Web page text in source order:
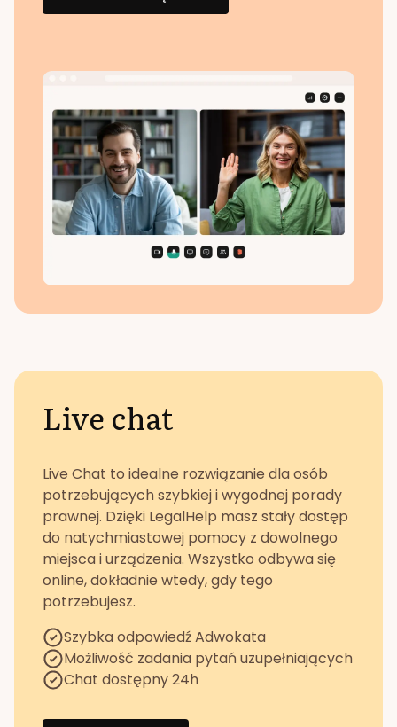
Live chat
Live Chat to idealne rozwiązanie dla osób
potrzebujących szybkiej i wygodnej porady
prawnej. Dzięki LegalHelp masz stały dostęp
do natychmiastowej pomocy z dowolnego
miejsca i urządzenia. Wszystko odbywa się
online, dokładnie wtedy, gdy tego
potrzebujesz.
Szybka odpowiedź Adwokata
Możliwość zadania pytań uzupełniających
Chat dostępny 24h